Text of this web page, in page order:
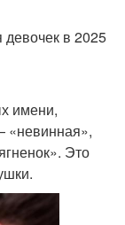
в 2025
имени,
«невинная»,
Это